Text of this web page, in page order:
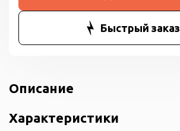
Быстрый заказ
Описание
Характеристики